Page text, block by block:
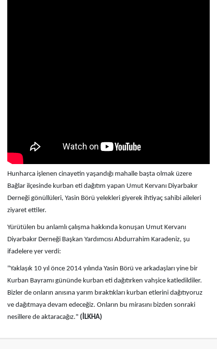
Hunharca işlenen cinayetin yaşandığı mahalle başta olmak üzere
Bağlar ilçesinde kurban eti dağıtım yapan Umut Kervanı Diyarbakır
Derneği gönüllüleri, Yasin Börü yelekleri giyerek ihtiyaç sahibi aileleri
ziyaret ettiler.
Yürütülen bu anlamlı çalışma hakkında konuşan Umut Kervanı
Diyarbakır Derneği Başkan Yardımcısı Abdurrahim Karadeniz, şu
ifadelere yer verdi:
"Yaklaşık 10 yıl önce 2014 yılında Yasin Börü ve arkadaşları yine bir
Kurban Bayramı gününde kurban eti dağıtırken vahşice katledildiler.
Bizler de onların anısına yarım bıraktıkları kurban etlerini dağıtıyoruz
ve dağıtmaya devam edeceğiz. Onların bu mirasını bizden sonraki
nesillere de aktaracağız." (İLKHA)